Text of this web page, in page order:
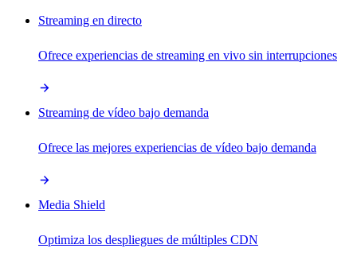
Streaming en directo
Ofrece experiencias de streaming en vivo sin interrupciones
Streaming de vídeo bajo demanda
Ofrece las mejores experiencias de vídeo bajo demanda
Media Shield
Optimiza los despliegues de múltiples CDN